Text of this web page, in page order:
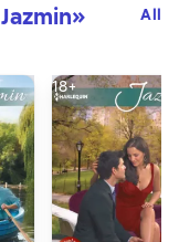
» All
18+